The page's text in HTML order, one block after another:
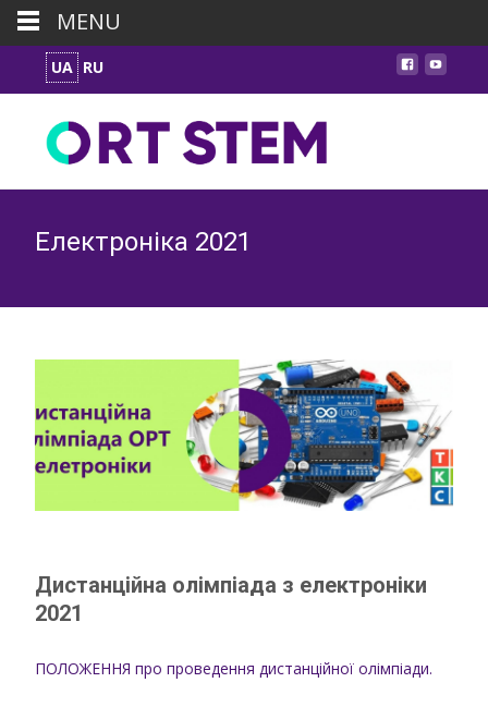
UA RU
Електроніка 2021
Дистанційна олімпіада з електроніки
2021
ПОЛОЖЕННЯ про проведення дистанційної олімпіади.
MENU